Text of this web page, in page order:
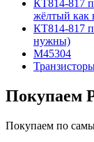
КТ814-817
жёлтый как
КТ814-817
нужны)
М45304
Покупаем
Покупаем по